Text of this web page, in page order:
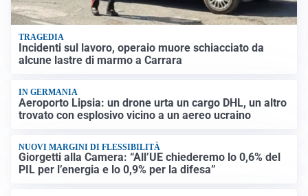
TRAGEDIA
Incidenti sul lavoro, operaio muore schiacciato da
alcune lastre di marmo a Carrara
IN GERMANIA
Aeroporto Lipsia: un drone urta un cargo DHL, un altro
trovato con esplosivo vicino a un aereo ucraino
NUOVI MARGINI DI FLESSIBILITÀ
Giorgetti alla Camera: “All’UE chiederemo lo 0,6% del
PIL per l’energia e lo 0,9% per la difesa”